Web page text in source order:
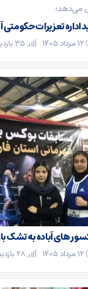
می‌دهد؛
تعزیرات حکومتی
های آباده به تشک